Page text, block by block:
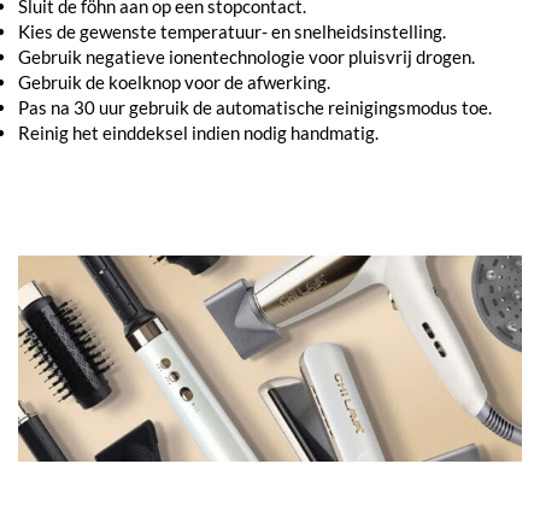
Sluit de föhn aan op een stopcontact.
Kies de gewenste temperatuur- en snelheidsinstelling.
Gebruik negatieve ionentechnologie voor pluisvrij drogen.
Gebruik de koelknop voor de afwerking.
Pas na 30 uur gebruik de automatische reinigingsmodus toe.
Reinig het einddeksel indien nodig handmatig.